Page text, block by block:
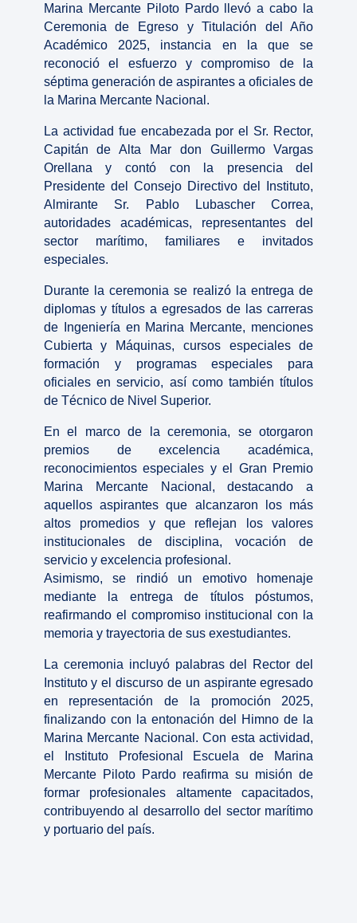
Marina Mercante Piloto Pardo llevó a cabo la
Ceremonia de Egreso y Titulación del Año
Académico 2025, instancia en la que se
reconoció el esfuerzo y compromiso de la
séptima generación de aspirantes a oficiales de
la Marina Mercante Nacional.
La actividad fue encabezada por el Sr. Rector,
Capitán de Alta Mar don Guillermo Vargas
Orellana y contó con la presencia del
Presidente del Consejo Directivo del Instituto,
Almirante Sr. Pablo Lubascher Correa,
autoridades académicas, representantes del
sector marítimo, familiares e invitados
especiales.
Durante la ceremonia se realizó la entrega de
diplomas y títulos a egresados de las carreras
de Ingeniería en Marina Mercante, menciones
Cubierta y Máquinas, cursos especiales de
formación y programas especiales para
oficiales en servicio, así como también títulos
de Técnico de Nivel Superior.
En el marco de la ceremonia, se otorgaron
premios de excelencia académica,
reconocimientos especiales y el Gran Premio
Marina Mercante Nacional, destacando a
aquellos aspirantes que alcanzaron los más
altos promedios y que reflejan los valores
institucionales de disciplina, vocación de
servicio y excelencia profesional.
Asimismo, se rindió un emotivo homenaje
mediante la entrega de títulos póstumos,
reafirmando el compromiso institucional con la
memoria y trayectoria de sus exestudiantes.
La ceremonia incluyó palabras del Rector del
Instituto y el discurso de un aspirante egresado
en representación de la promoción 2025,
finalizando con la entonación del Himno de la
Marina Mercante Nacional. Con esta actividad,
el Instituto Profesional Escuela de Marina
Mercante Piloto Pardo reafirma su misión de
formar profesionales altamente capacitados,
contribuyendo al desarrollo del sector marítimo
y portuario del país.